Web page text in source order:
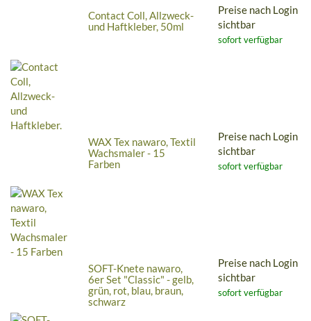
Contact Coll, Allzweck-
und Haftkleber, 50ml
Preise nach Login
sichtbar
sofort verfügbar
WAX Tex nawaro, Textil
Wachsmaler - 15
Farben
Preise nach Login
sichtbar
sofort verfügbar
SOFT-Knete nawaro,
6er Set "Classic" - gelb,
grün, rot, blau, braun,
schwarz
Preise nach Login
sichtbar
sofort verfügbar